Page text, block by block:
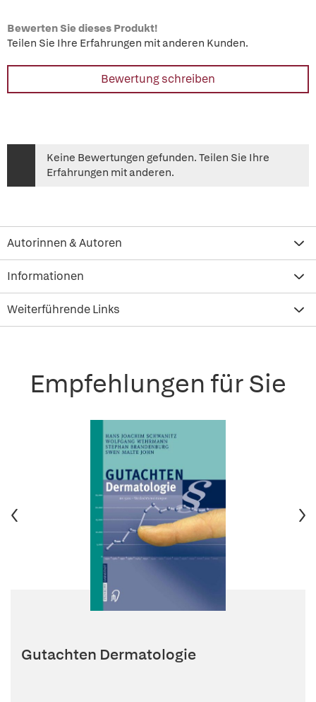
Bewerten Sie dieses Produkt!
Teilen Sie Ihre Erfahrungen mit anderen Kunden.
Bewertung schreiben
Keine Bewertungen gefunden. Teilen Sie Ihre
Erfahrungen mit anderen.
Autorinnen & Autoren
Informationen
Weiterführende Links
Empfehlungen für Sie
Gutachten Dermatologie